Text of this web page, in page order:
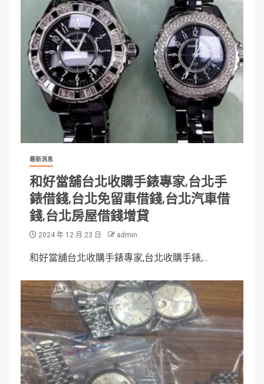
最新消息
和好當舖台北收購手錶專家,台北手
錶借錢,台北免留車借錢,台北汽車借
錢,台北房屋借錢增貸
2024 年 12 月 23 日 admin
和好當舖台北收購手錶專家,台北收購手錶,...